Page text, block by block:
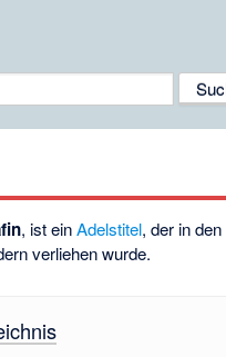
, ist einAdelstitel, der in
verliehen wurde.